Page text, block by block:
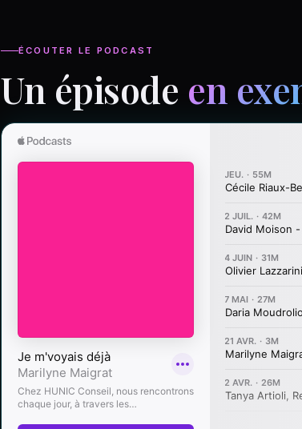
ÉCOUTER LE PODCAST
Un épisode en